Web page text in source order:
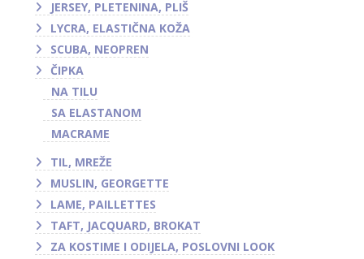
JERSEY, PLETENINA, PLIŠ
LYCRA, ELASTIČNA KOŽA
SCUBA, NEOPREN
ČIPKA
NA TILU
SA ELASTANOM
MACRAME
TIL, MREŽE
MUSLIN, GEORGETTE
LAME, PAILLETTES
TAFT, JACQUARD, BROKAT
ZA KOSTIME I ODIJELA, POSLOVNI LOOK